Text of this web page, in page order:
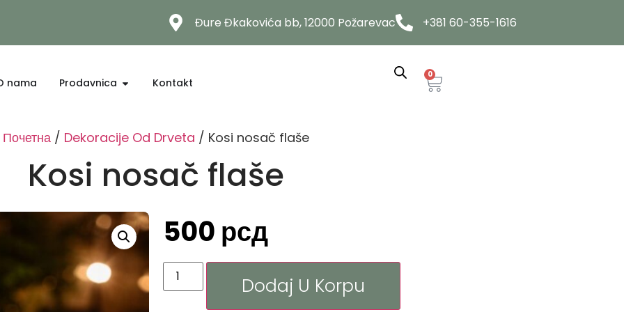
Đure Đkakovića bb, 12000 Požarevac +381 60-355-1616
nama Prodavnica Kontakt
0
Почетна / Dekoracije Od Drveta / Kosi nosač flaše
Kosi nosač flaše
500 рсд
Dodaj U Korpu